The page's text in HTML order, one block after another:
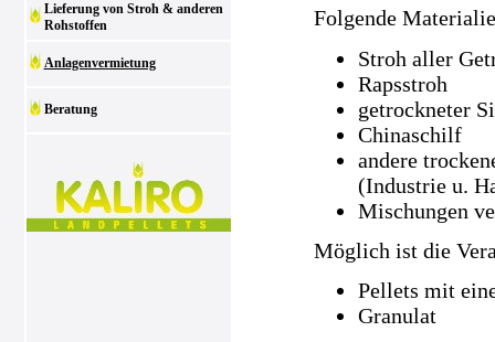
Lieferung von Stroh & anderen
Rohstoffen
Anlagenvermietung
Beratung
Folgende
Stroh aller
Rapsstroh
getrockneter
Chinaschilf
andere
(Industrie u.
Mischungen
Möglich ist die
Pellets mit
Granulat